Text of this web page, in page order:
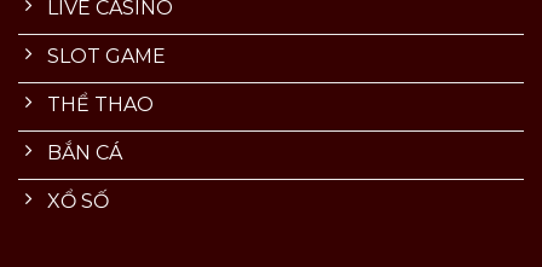
LIVE CASINO
SLOT GAME
THỂ THAO
BẮN CÁ
XỔ SỐ